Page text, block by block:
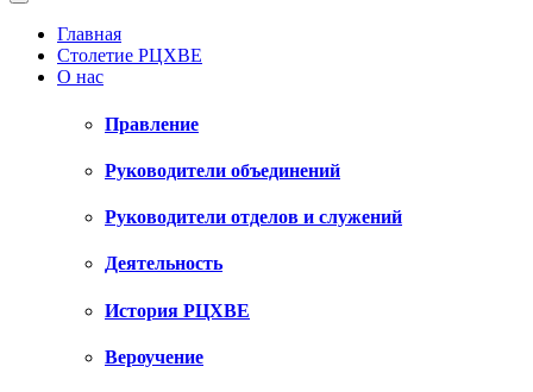
Главная
Столетие РЦХВЕ
О нас
Правление
Руководители объединений
Руководители отделов и служений
Деятельность
История РЦХВЕ
Вероучение